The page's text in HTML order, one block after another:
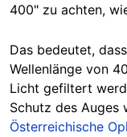
400" zu achten,
Das bedeutet,
Wellenlänge von
Licht gefiltert
Schutz des Auges
Österreichische